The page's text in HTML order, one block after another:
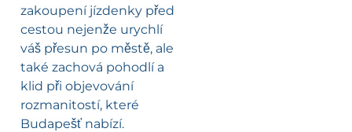
zakoupení jízdenky před
cestou nejenže urychlí
váš přesun po městě, ale
také zachová pohodlí a
klid při objevování
rozmanitostí, které
Budapešť nabízí.